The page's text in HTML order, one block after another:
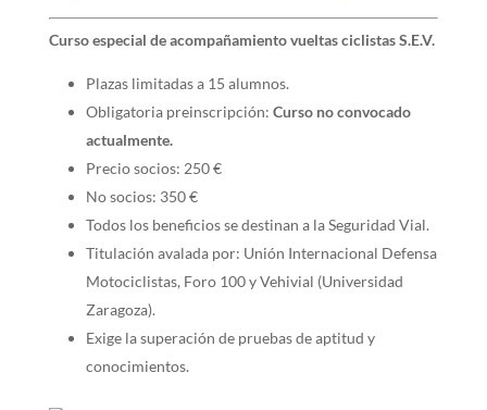
Curso especial de acompañamiento vueltas ciclistas S.E.V.
Plazas limitadas a 15 alumnos.
Obligatoria preinscripción: Curso no convocado
actualmente.
Precio socios: 250 €
No socios: 350 €
Todos los beneficios se destinan a la Seguridad Vial.
Titulación avalada por: Unión Internacional Defensa
Motociclistas, Foro 100 y Vehivial (Universidad
Zaragoza).
Exige la superación de pruebas de aptitud y
conocimientos.